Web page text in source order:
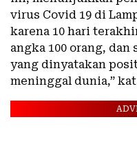
virus Covid 19 di
karena 10 hari
angka 100 orang, dan
yang dinyatakan
meninggal dunia,”